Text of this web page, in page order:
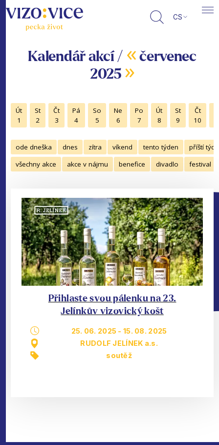
CS
Kalendář akcí / « červenec
2025 »
Út
1
St
2
Čt
3
Pá
4
So
5
Ne
6
Po
7
Út
8
St
9
Čt
10
ode dneška dnes zítra víkend tento týden
příští
všechny akce
akce v nájmu benefice divadlo festival
Přihlaste svou pálenku na 23.
Jelínkův vizovický košt
25. 06. 2025 -15. 08. 2025
RUDOLF JELÍNEK a.s.
soutěž